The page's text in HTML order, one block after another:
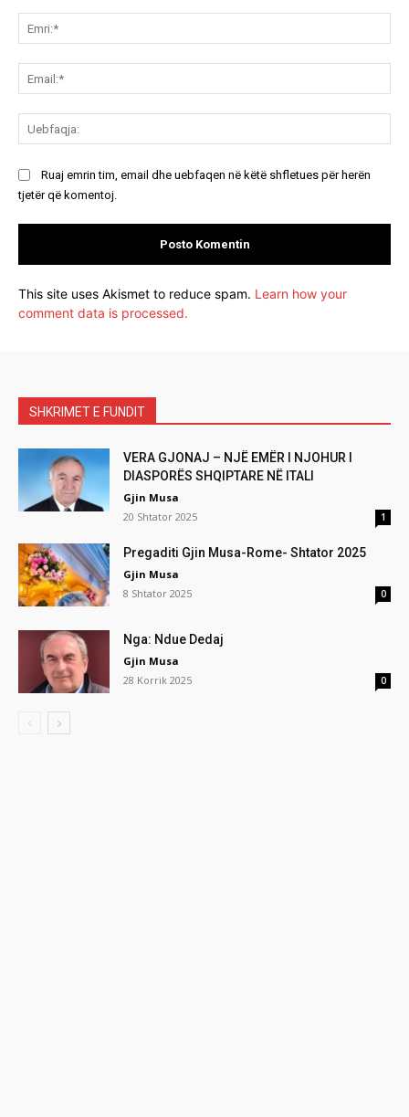
Ruaj emrin tim, email dhe uebfaqen në këtë shfletues për herën
tjetër që komentoj.
This site uses Akismet to reduce spam. Learn how your
comment data is processed.
SHKRIMET E FUNDIT
VERA GJONAJ – NJË EMËR I NJOHUR I
DIASPORËS SHQIPTARE NË ITALI
Gjin Musa
20 Shtator 2025
1
Pregaditi Gjin Musa-Rome- Shtator 2025
Gjin Musa
8 Shtator 2025
0
Nga: Ndue Dedaj
Gjin Musa
28 Korrik 2025
0